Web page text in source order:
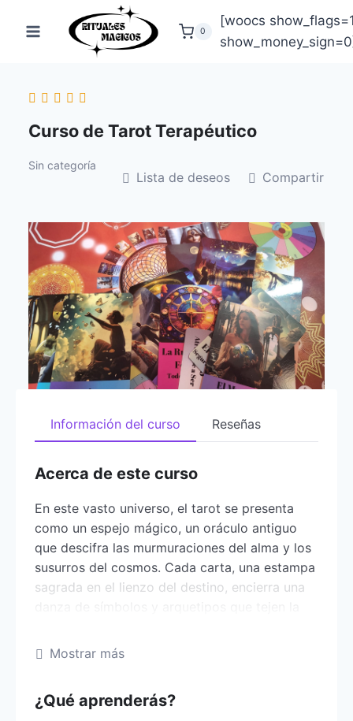
0
[woocs
Curso de Tarot Terapéutico
Sin categoría
Lista de deseos Compartir
Información del curso Reseñas
Acerca de este curso
En este vasto universo, el tarot se presenta
como un espejo mágico, un oráculo antiguo
que descifra las murmuraciones del alma y los
susurros del cosmos. Cada carta, una estampa
sagrada en el lienzo del destino, encierra una
Aprender a descifrar el mensaje de las cartas
desde nuestra percepción.
Mostrar más
¿Qué aprenderás?